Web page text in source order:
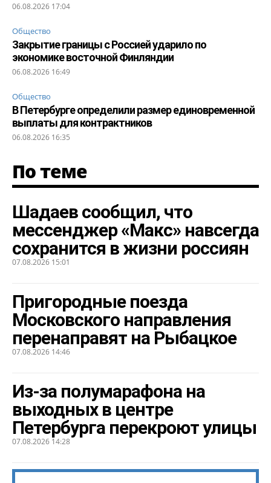
06.08.2026 17:04
Общество
Закрытие границы с Россией ударило по
экономике восточной Финляндии
06.08.2026 16:49
Общество
В Петербурге определили размер единовременной
выплаты для контрактников
06.08.2026 16:35
По теме
Шадаев сообщил, что
мессенджер «Макс» навсегда
сохранится в жизни россиян
07.08.2026 15:01
Пригородные поезда
Московского направления
перенаправят на Рыбацкое
07.08.2026 14:46
Из-за полумарафона на
выходных в центре
Петербурга перекроют улицы
07.08.2026 14:28